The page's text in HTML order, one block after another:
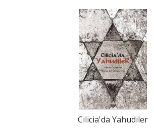
Cilicia'da Yahudiler